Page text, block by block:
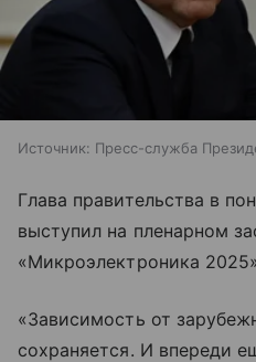
Источник: Пресс-служба
Глава правительства в
выступил на пленарном
«Микроэлектроника
«Зависимость от
сохраняется. И впереди